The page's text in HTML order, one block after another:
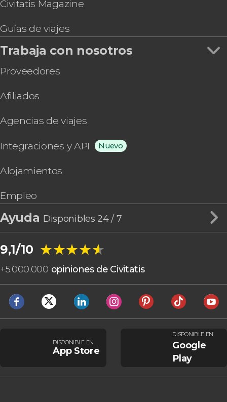
Civitatis Magazine
Guías de viajes
Trabaja con nosotros
Proveedores
Afiliados
Agencias de viajes
Integraciones y API Nuevo
Alojamientos
Empleo
Ayuda Disponibles 24 / 7
9,1/10 ★★★★★
★★★★★
+5.000.000 opiniones de Civitatis
DISPONIBLE EN
App Store
DISPONIBLE EN
Google
Play